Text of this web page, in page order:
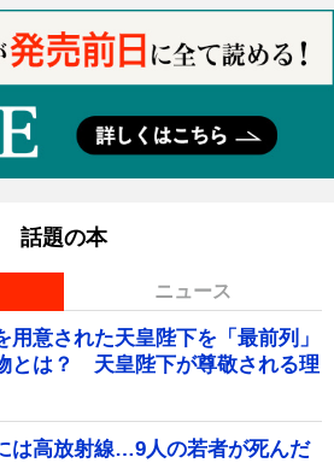
話題の本
ニュース
用意された天皇陛下を「最前列」
とは？ 天皇陛下が尊敬される理
は高放射線…9人の若者が死んだ